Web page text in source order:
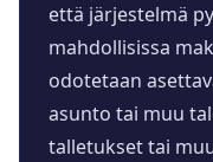
että järjestelmä
mahdollisissa
odotetaan
asunto tai muu
talletukset tai